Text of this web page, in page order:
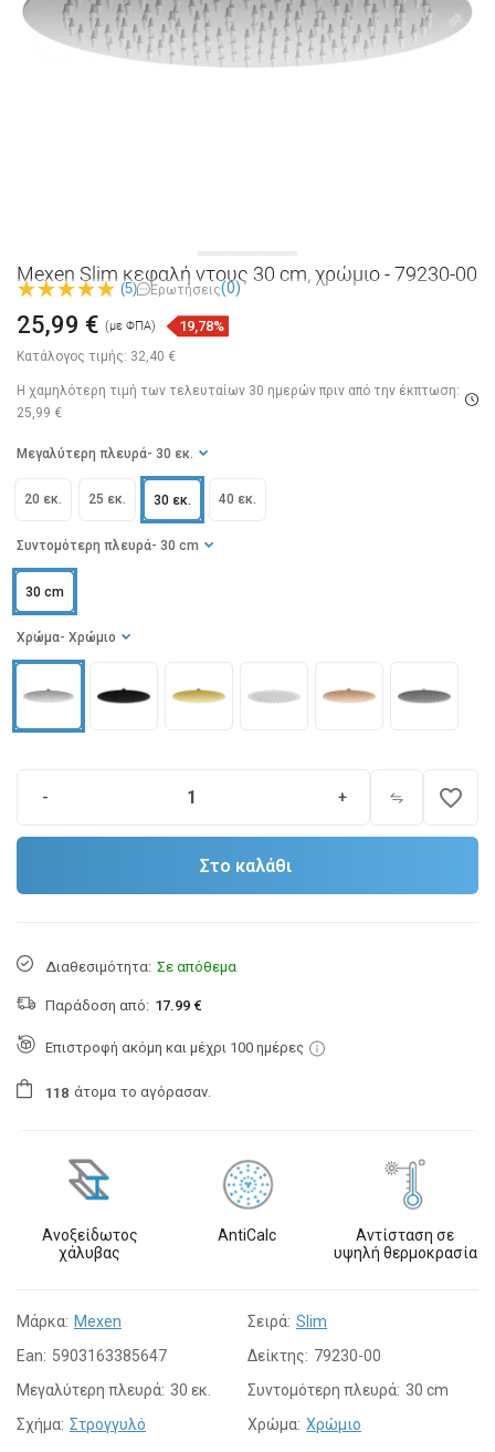
Mexen Slim κεφαλή ντους 30 cm, χρώμιο - 79230-00
(5) Ερωτήσεις(0)
Κατάλογος τιμής: 32,40 €
25,99 € (με ΦΠΑ) 19,78%
Η χαμηλότερη τιμή των τελευταίων 30 ημερών πριν από την έκπτωση:
25,99 €
Μεγαλύτερη πλευρά - 30 εκ.
20 εκ. 25 εκ. 30 εκ. 40 εκ.
Συντομότερη πλευρά - 30 cm
30 cm
Χρώμα - Χρώμιο
- + favorite_border
Στο καλάθι
Διαθεσιμότητα: Σε απόθεμα
Παράδοση από: 17.99 €
Επιστροφή ακόμη και μέχρι 100 ημέρες
1 1 8 άτομα το αγόρασαν.
Ανοξείδωτος
χάλυβας
AntiCalc
Αντίσταση σε
υψηλή θερμοκρασία
Μάρκα: Mexen Σειρά: Slim
Ean: 5903163385647 Δείκτης: 79230-00
Μεγαλύτερη πλευρά: 30 εκ. Συντομότερη πλευρά: 30 cm
Σχήμα: Στρογγυλό Χρώμα: Χρώμιο